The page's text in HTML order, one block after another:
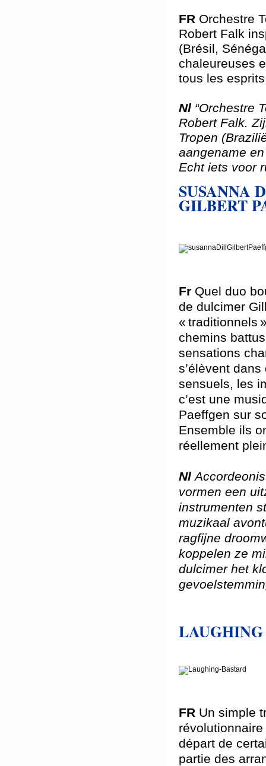
FR Orchestre
Robert Falk
(Brésil,
chaleureuses
tous les
Nl “Orchestre
Robert Falk.
Tropen
aangename
Echt iets voor
SUSANNA
GILBERT
Fr Quel duo
de dulcimer
« traditionnels
chemins
sensations
s’élèvent
sensuels, les
c’est une
Paeffgen sur
Ensemble ils
réellement
Nl
vormen een
instrumenten
muzikaal
ragfijne
koppelen ze
dulcimer het
LAUGHING
FR Un simple
départ de
partie des